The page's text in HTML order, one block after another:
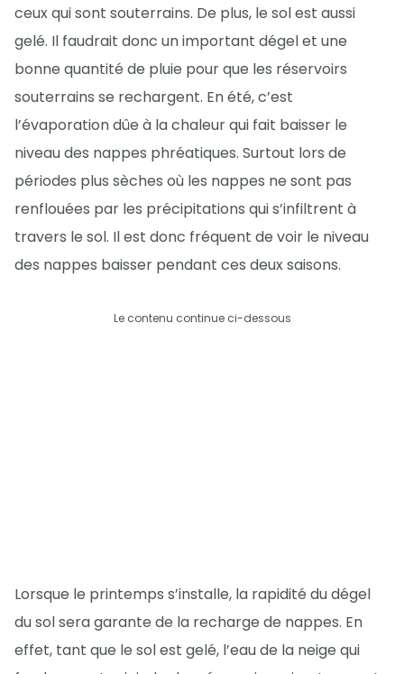
ceux qui sont souterrains. De plus, le sol est aussi
gelé. Il faudrait donc un important dégel et une
bonne quantité de pluie pour que les réservoirs
souterrains se rechargent. En été, c’est
l’évaporation dûe à la chaleur qui fait baisser le
niveau des nappes phréatiques. Surtout lors de
périodes plus sèches où les nappes ne sont pas
renflouées par les précipitations qui s’infiltrent à
travers le sol. Il est donc fréquent de voir le niveau
des nappes baisser pendant ces deux saisons.
Le contenu continue ci-dessous
Lorsque le printemps s’installe, la rapidité du dégel
du sol sera garante de la recharge de nappes. En
effet, tant que le sol est gelé, l’eau de la neige qui